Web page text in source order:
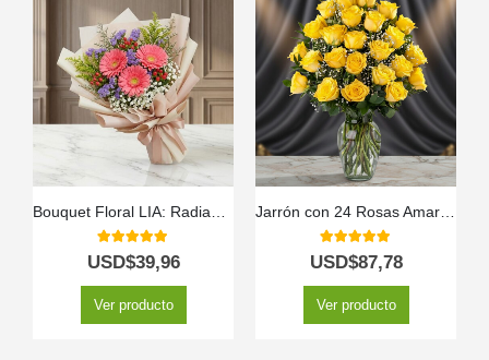
5.00 out of 5
USD$39,96
Ver producto
5.00 out of 5
USD$87,78
Ver producto